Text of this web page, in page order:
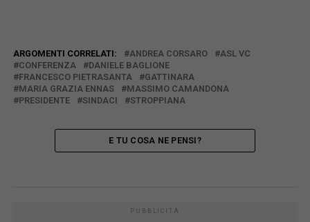
ARGOMENTI CORRELATI: ANDREA CORSARO
ASL VC
CONFERENZA
DANIELE BAGLIONE
FRANCESCO PIETRASANTA
GATTINARA
MARIA GRAZIA ENNAS
MASSIMO CAMANDONA
PRESIDENTE
SINDACI STROPPIANA
E TU COSA NE PENSI?
PUBBLICITÀ